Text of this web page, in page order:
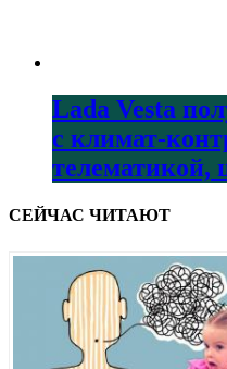
Lada Vesta
с климат-
телематикой,
СЕЙЧАС ЧИТАЮТ